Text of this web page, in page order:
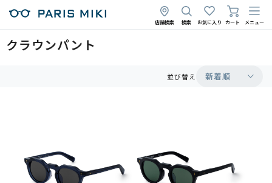
店舗検索 検索 お気に入り カート メニュー
クラウンパント
並び替え 新着順